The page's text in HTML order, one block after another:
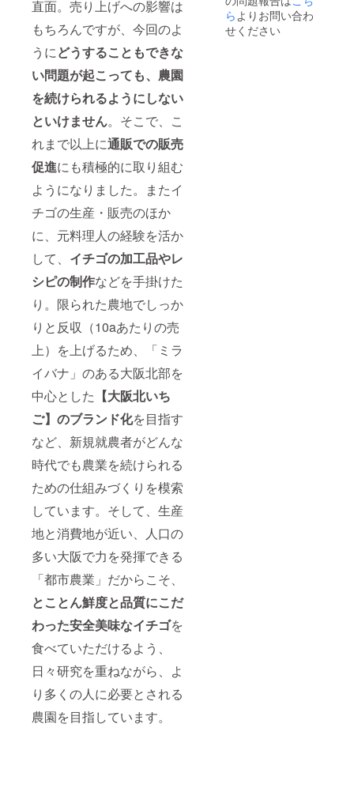
直面。売り上げへの影響は
もちろんですが、今回のよ
うにどうすることもできな
い問題が起こっても、農園
を続けられるようにしない
といけません。そこで、こ
れまで以上に通販での販売
促進にも積極的に取り組む
ようになりました。またイ
チゴの生産・販売のほか
に、元料理人の経験を活か
して、 イチゴの加工品やレ
シピの制作などを手掛けた
り。限られた農地でしっか
りと反収（10aあたりの売
上）を上げるため、「ミラ
イバナ」のある大阪北部を
中心とした 【大阪北いち
ご】のブランド化を目指す
など、新規就農者がどんな
時代でも農業を続けられる
ための仕組みづくりを模索
しています。そして、生産
地と消費地が近い、人口の
多い大阪で力を発揮できる
「都市農業」だからこそ、
とことん鮮度と品質にこだ
わった安全美味なイチゴを
食べていただけるよう、
日々研究を重ねながら、よ
り多くの人に必要とされる
農園を目指しています。
https://
strawb
erry-
ら よりお問い合わ
せください